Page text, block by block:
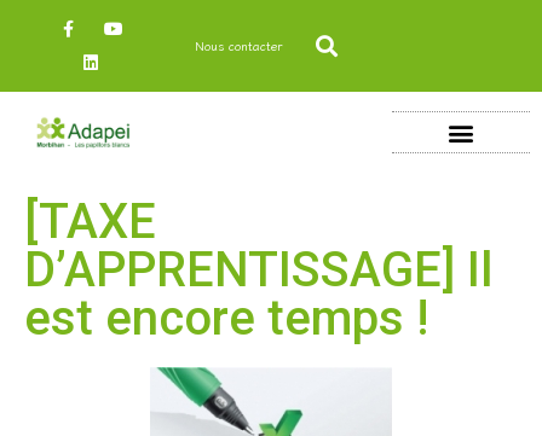
Nous contacter
[TAXE
D’APPRENTISSAGE] Il
est encore temps !